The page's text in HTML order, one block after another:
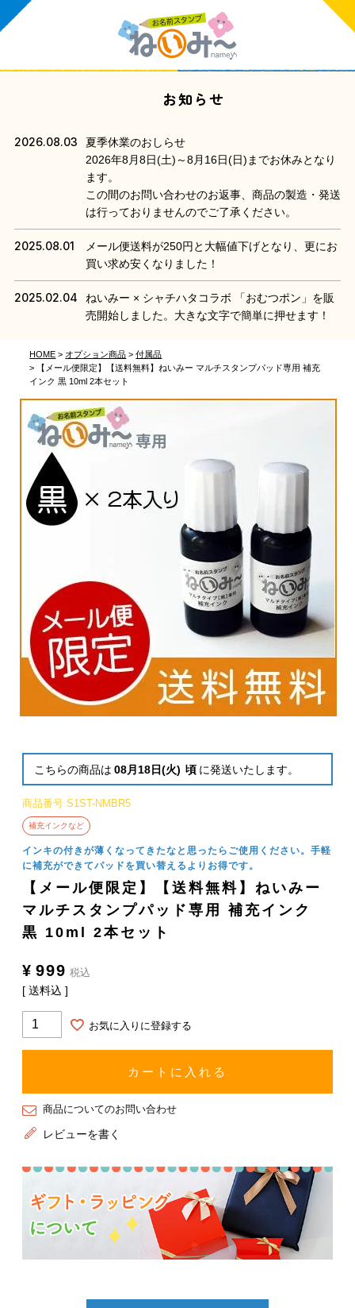
お知らせ
2026.08.03
夏季休業のおしらせ
2026年8月8日(土)～8月16日(日)までお休みとなり
ます。
この間のお問い合わせのお返事、商品の製造・発送
は行っておりませんのでご了承ください。
2025.08.01
メール便送料が250円と大幅値下げとなり、更にお
買い求め安くなりました！
2025.02.04
ねいみー × シャチハタコラボ 「おむつポン」を販
売開始しました。大きな文字で簡単に押せます！
HOME オプション商品
付属品
【メール便限定】【送料無料】ねいみー マルチスタンプパッド専用 補充
インク 黒 10ml 2本セット
こちらの商品は 08月18日(火) 頃 に発送いたします。
商品番号 S1ST-NMBR5
補充インクなど
インキの付きが薄くなってきたなと思ったらご使用ください。手軽
に補充ができてパッドを買い替えるよりお得です。
【メール便限定】【送料無料】ねいみー
マルチスタンプパッド専用 補充インク
黒 10ml 2本セット
¥ 999 税込
送料込
お気に入りに登録する
カートに入れる
商品についてのお問い合わせ
レビューを書く